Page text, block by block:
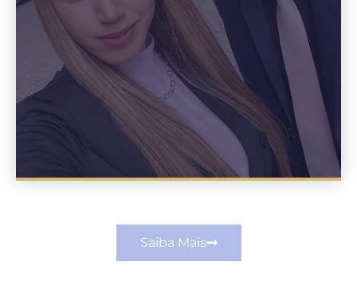
Saiba Mais